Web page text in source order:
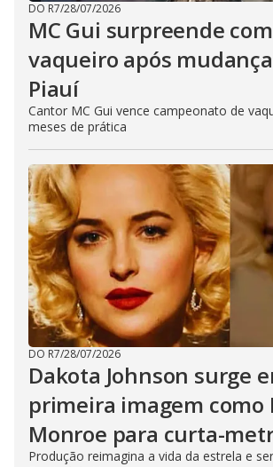
DO R7/28/07/2026
MC Gui surpreende
vaqueiro após
Piauí
Cantor MC Gui vence campeonato de
meses de prática
DO R7/28/07/2026
Dakota Johnson surge
primeira imagem como
Monroe para curta-
Produção reimagina a vida da estrela e